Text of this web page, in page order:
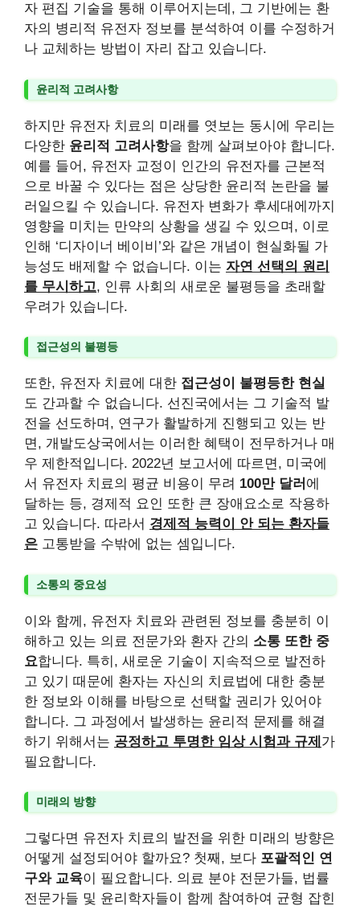
자 편집 기술을 통해 이루어지는데, 그 기반에는 환
자의 병리적 유전자 정보를 분석하여 이를 수정하거
나 교체하는 방법이 자리 잡고 있습니다.
윤리적 고려사항
하지만 유전자 치료의 미래를 엿보는 동시에 우리는
다양한 윤리적 고려사항을 함께 살펴보아야 합니다.
예를 들어, 유전자 교정이 인간의 유전자를 근본적
으로 바꿀 수 있다는 점은 상당한 윤리적 논란을 불
러일으킬 수 있습니다. 유전자 변화가 후세대에까지
영향을 미치는 만약의 상황을 생길 수 있으며, 이로
인해 ‘디자이너 베이비’와 같은 개념이 현실화될 가
능성도 배제할 수 없습니다. 이는 자연 선택의 원리
를 무시하고, 인류 사회의 새로운 불평등을 초래할
우려가 있습니다.
접근성의 불평등
또한, 유전자 치료에 대한 접근성이 불평등한 현실
도 간과할 수 없습니다. 선진국에서는 그 기술적 발
전을 선도하며, 연구가 활발하게 진행되고 있는 반
면, 개발도상국에서는 이러한 혜택이 전무하거나 매
우 제한적입니다. 2022년 보고서에 따르면, 미국에
서 유전자 치료의 평균 비용이 무려 100만 달러 에
달하는 등, 경제적 요인 또한 큰 장애요소로 작용하
고 있습니다. 따라서 경제적 능력이 안 되는 환자들
은 고통받을 수밖에 없는 셈입니다.
소통의 중요성
이와 함께, 유전자 치료와 관련된 정보를 충분히 이
해하고 있는 의료 전문가와 환자 간의 소통 또한 중
요합니다. 특히, 새로운 기술이 지속적으로 발전하
고 있기 때문에 환자는 자신의 치료법에 대한 충분
한 정보와 이해를 바탕으로 선택할 권리가 있어야
합니다. 그 과정에서 발생하는 윤리적 문제를 해결
하기 위해서는 공정하고 투명한 임상 시험과 규제 가
필요합니다.
미래의 방향
그렇다면 유전자 치료의 발전을 위한 미래의 방향은
어떻게 설정되어야 할까요? 첫째, 보다 포괄적인 연
구와 교육이 필요합니다. 의료 분야 전문가들, 법률
전문가들 및 윤리학자들이 함께 참여하여 균형 잡힌